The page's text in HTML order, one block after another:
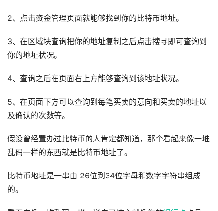
2、点击资金管理页面就能够找到你的比特币地址。
3、在区域块查询把你的地址复制之后点击搜寻即可查询到
你的地址状况。
4、查询之后在页面右上方能够查询到该地址状况。
5、在页面下方可以查询到每笔买卖的意向和买卖的地址以
及确认的次数等。
假设曾经置办过比特币的人肯定都知道，那个看起来像一堆
乱码一样的东西就是比特币地址了。
比特币地址是一串由 26位到34位字母和数字字符串组成
的。